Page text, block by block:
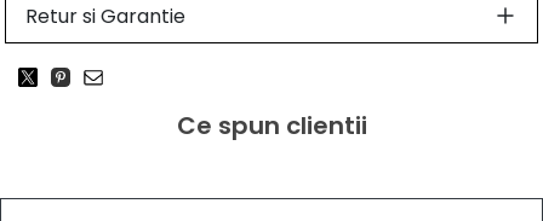
Retur si Garantie
Ce spun clientii